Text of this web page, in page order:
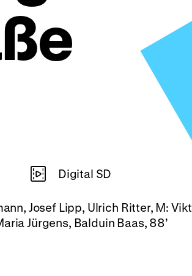
Digital SD
Josef Lipp, Ulrich Ritter, M:
Jürgens, Balduin Baas, 88’